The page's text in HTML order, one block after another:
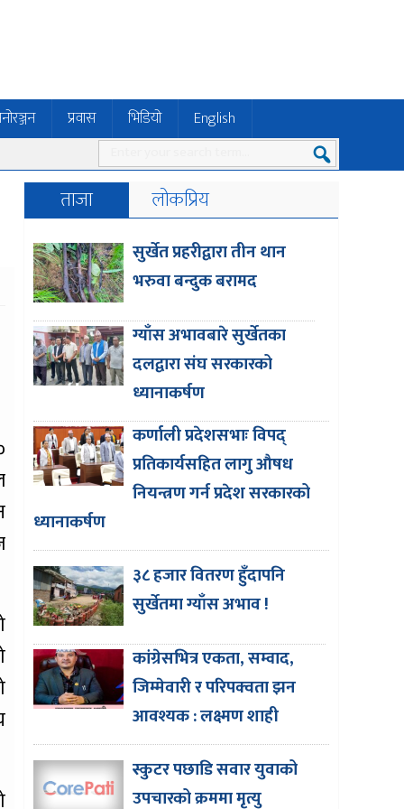
प्रवास भिडियो English
ताजा लोकप्रिय
सुर्खेत प्रहरीद्वारा तीन थान
भरुवा बन्दुक बरामद
ग्याँस अभावबारे सुर्खेतका
दलद्वारा संघ सरकारको
ध्यानाकर्षण
कर्णाली प्रदेशसभाः विपद्
प्रतिकार्यसहित लागु औषध
नियन्त्रण गर्न प्रदेश सरकारको
ध्यानाकर्षण
३८ हजार वितरण हुँदापनि
सुर्खेतमा ग्याँस अभाव !
कांग्रेसभित्र एकता, सम्वाद,
जिम्मेवारी र परिपक्वता झन
आवश्यक : लक्ष्मण शाही
स्कुटर पछाडि सवार युवाको
उपचारको क्रममा मृत्यु